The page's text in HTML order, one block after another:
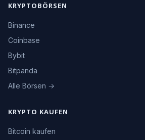
KRYPTOBÖRSEN
Binance
Coinbase
Bybit
Bitpanda
Alle Börsen →
KRYPTO KAUFEN
Bitcoin kaufen